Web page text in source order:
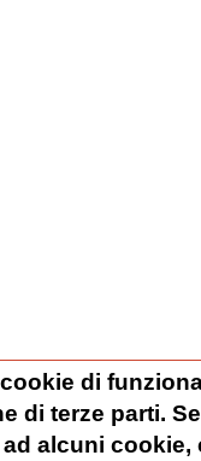
di
di terze parti.
alcuni